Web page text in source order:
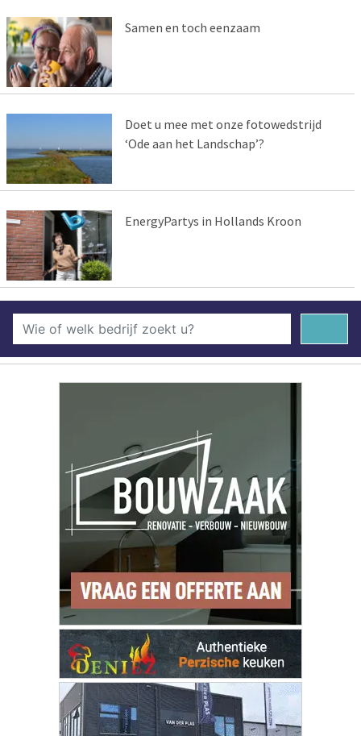
Samen en toch eenzaam
Doet u mee met onze fotowedstrijd
‘Ode aan het Landschap’?
EnergyPartys in Hollands Kroon